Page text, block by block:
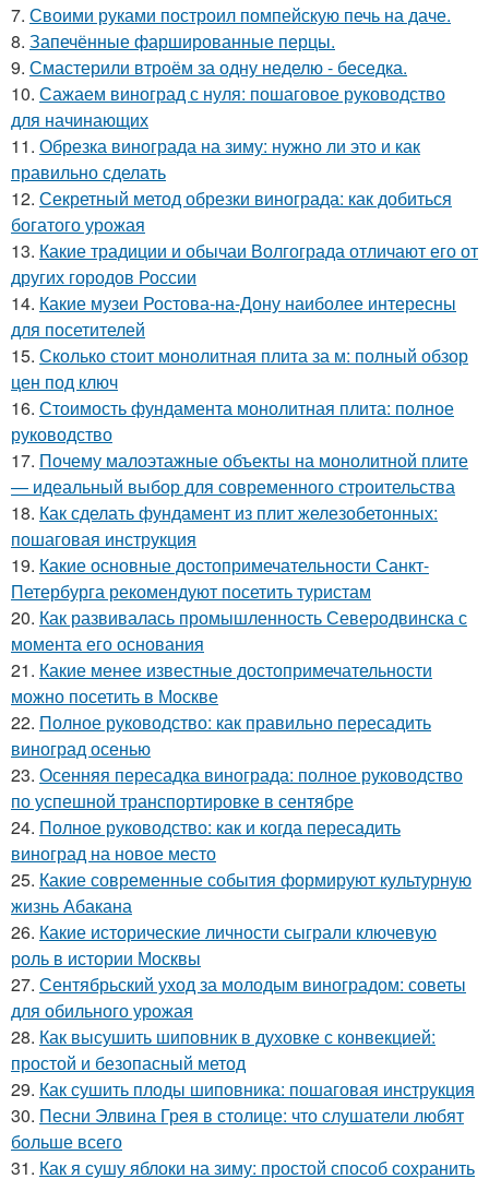
7. Своими руками построил помпейскую печь на даче.
8. Запечённые фаршированные перцы.
9. Смастерили втроём за одну неделю - беседка.
10. Сажаем виноград с нуля: пошаговое руководство
для начинающих
11. Обрезка винограда на зиму: нужно ли это и как
правильно сделать
12. Секретный метод обрезки винограда: как добиться
богатого урожая
13. Какие традиции и обычаи Волгограда отличают его от
других городов России
14. Какие музеи Ростова-на-Дону наиболее интересны
для посетителей
15. Сколько стоит монолитная плита за м: полный обзор
цен под ключ
16. Стоимость фундамента монолитная плита: полное
руководство
17. Почему малоэтажные объекты на монолитной плите
— идеальный выбор для современного строительства
18. Как сделать фундамент из плит железобетонных:
пошаговая инструкция
19. Какие основные достопримечательности Санкт-
Петербурга рекомендуют посетить туристам
20. Как развивалась промышленность Северодвинска с
момента его основания
21. Какие менее известные достопримечательности
можно посетить в Москве
22. Полное руководство: как правильно пересадить
виноград осенью
23. Осенняя пересадка винограда: полное руководство
по успешной транспортировке в сентябре
24. Полное руководство: как и когда пересадить
виноград на новое место
25. Какие современные события формируют культурную
жизнь Абакана
26. Какие исторические личности сыграли ключевую
роль в истории Москвы
27. Сентябрьский уход за молодым виноградом: советы
для обильного урожая
28. Как высушить шиповник в духовке с конвекцией:
простой и безопасный метод
29. Как сушить плоды шиповника: пошаговая инструкция
30. Песни Элвина Грея в столице: что слушатели любят
больше всего
31. Как я сушу яблоки на зиму: простой способ сохранить